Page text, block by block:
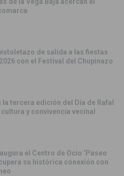
de la Vega Baja acercan el
de salida a las fiestas
con el Festival del Chupinazo
la tercera edición del Día de Rafal
y convivencia vecinal
el Centro de Ocio ‘Paseo
su histórica conexión con